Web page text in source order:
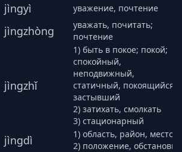
jìngyì
уважение, почтение
jìngzhòng
уважать, почитать;
почтение
jìngzhǐ
1) быть в покое; покой;
спокойный,
неподвижный,
статичный, покоящийся,
застывший
2) затихать, смолкать
3) стационарный
jìngdì
1) область, район, место
2) положение, обстановка